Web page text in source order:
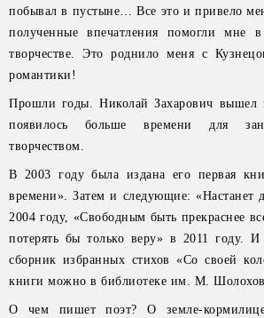
побывал в пустыне… Все это и привело
полученные впечатления помогли мне
творчестве. Это роднило меня с
романтики!
Прошли годы. Николай Захарович
появилось больше времени для
творчеством.
В 2003 году была издана его первая
времени». Затем и следующие: «Настанет
2004 году, «Свободным быть прекраснее
потерять бы только веру» в 2011 году.
сборник избранных стихов «Со своей
книги можно в библиотеке им. М.
О чем пишет поэт? О земле-